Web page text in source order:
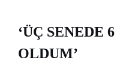
‘ÜÇ SENEDE
OLDUM’